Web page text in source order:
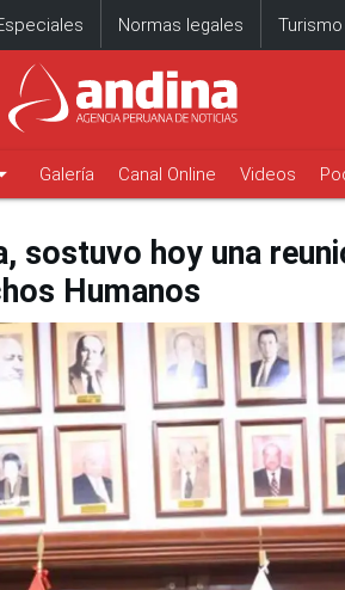
Normas legales Turismo
Galería Canal Online Videos
sostuvo hoy una
Humanos